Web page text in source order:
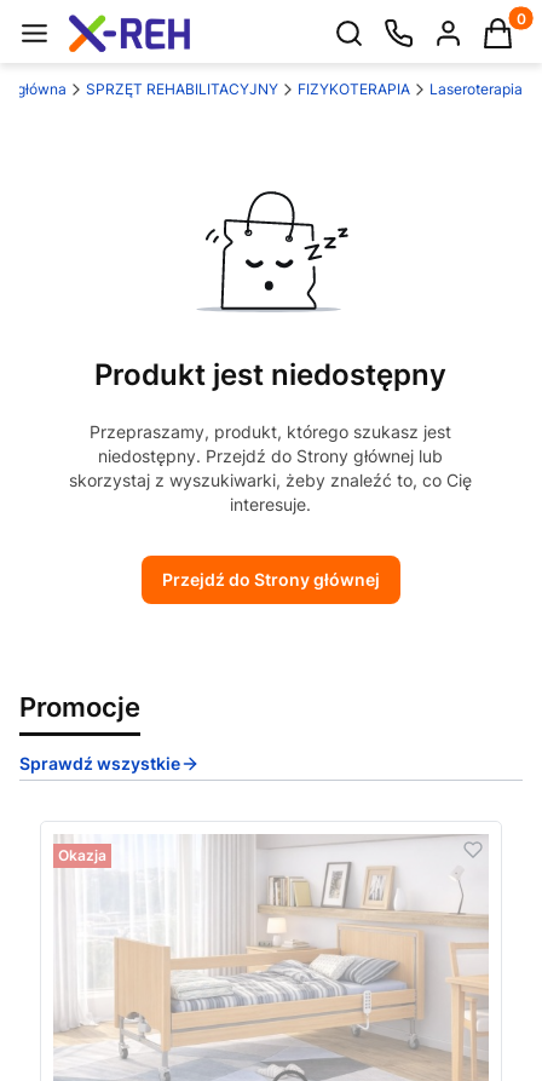
Otwórz wyszukiwarkę
główna SPRZĘT REHABILITACYJNY FIZYKOTERAPIA Laseroterapia
Produkt jest niedostępny
Przepraszamy, produkt, którego szukasz jest
niedostępny. Przejdź do Strony głównej lub
skorzystaj z wyszukiwarki, żeby znaleźć to, co Cię
interesuje.
Przejdź do Strony głównej
Promocje
Sprawdź wszystkie
Okazja